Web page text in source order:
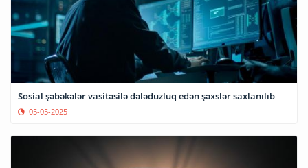
Sosial şəbəkələr vasitəsilə dələduzluq edən şəxslər saxlanılıb
05-05-2025